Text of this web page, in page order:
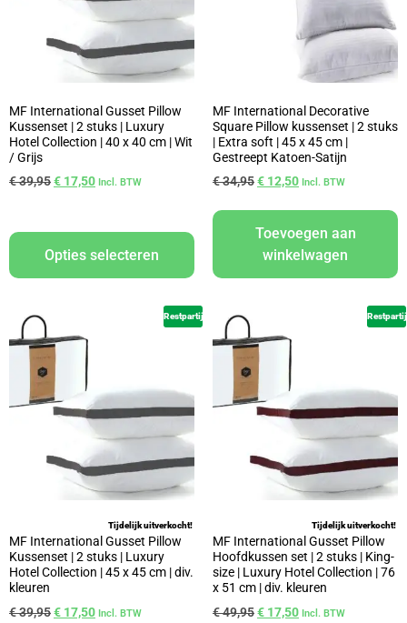
MF International Gusset Pillow
Kussenset | 2 stuks | Luxury
Hotel Collection | 40 x 40 cm | Wit
/ Grijs
€39,95€ 17,50 Incl. BTW
Opties selecteren
MF International Decorative
Square Pillow kussenset | 2 stuks
| Extra soft | 45 x 45 cm |
Gestreept Katoen-Satijn
€34,95€ 12,50 Incl. BTW
Toevoegen aan
winkelwagen
Restpartij
Tijdelijk uitverkocht!
MF International Gusset Pillow
Kussenset | 2 stuks | Luxury
Hotel Collection | 45 x 45 cm | div.
kleuren
€39,95€ 17,50 Incl. BTW
Restpartij
Tijdelijk uitverkocht!
MF International Gusset Pillow
Hoofdkussen set | 2 stuks | King-
size | Luxury Hotel Collection | 76
x 51 cm | div. kleuren
€49,95€ 17,50 Incl. BTW